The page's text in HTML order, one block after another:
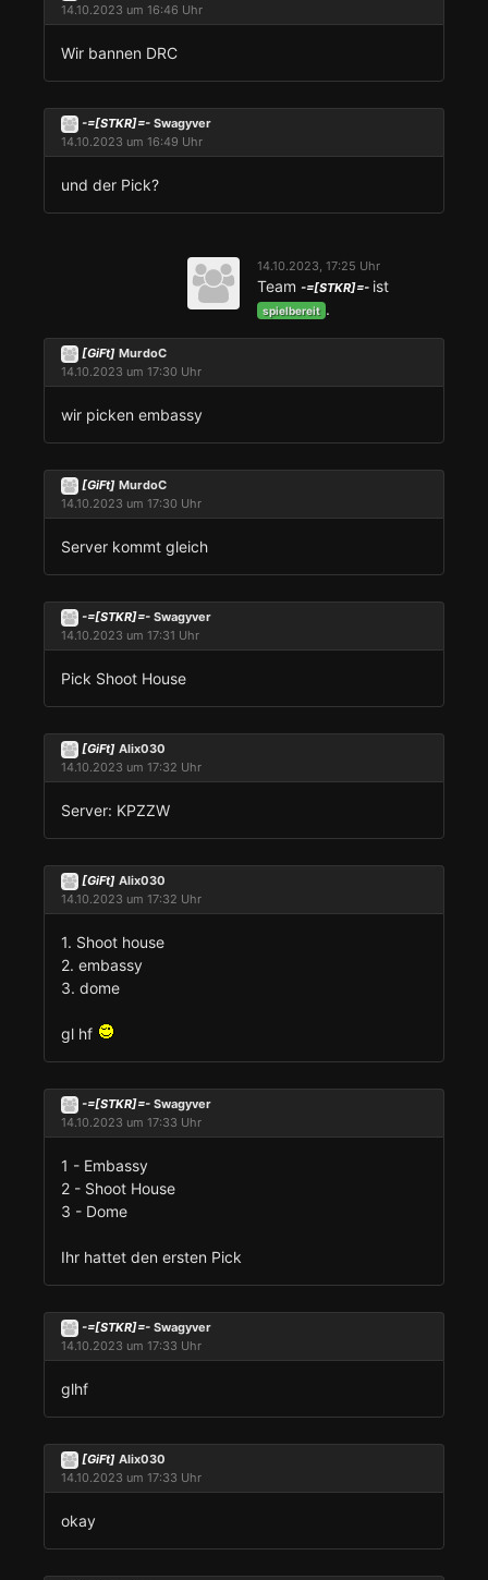
14.10.2023 um 16:46 Uhr
Wir bannen DRC
-=[STKR]=- Swagyver
14.10.2023 um 16:49 Uhr
und der Pick?
14.10.2023, 17:25 Uhr
Team -=[STKR]=- ist
spielbereit .
[GiFt] MurdoC
14.10.2023 um 17:30 Uhr
wir picken embassy
[GiFt] MurdoC
14.10.2023 um 17:30 Uhr
Server kommt gleich
-=[STKR]=- Swagyver
14.10.2023 um 17:31 Uhr
Pick Shoot House
[GiFt] Alix030
14.10.2023 um 17:32 Uhr
Server: KPZZW
[GiFt] Alix030
14.10.2023 um 17:32 Uhr
1. Shoot house
2. embassy
3. dome
gl hf
-=[STKR]=- Swagyver
14.10.2023 um 17:33 Uhr
1 - Embassy
2 - Shoot House
3 - Dome
Ihr hattet den ersten Pick
-=[STKR]=- Swagyver
14.10.2023 um 17:33 Uhr
glhf
[GiFt] Alix030
14.10.2023 um 17:33 Uhr
okay